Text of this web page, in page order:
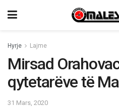
Hyrje Lajme
Mirsad
qytetarëve të
31 Mars, 2020